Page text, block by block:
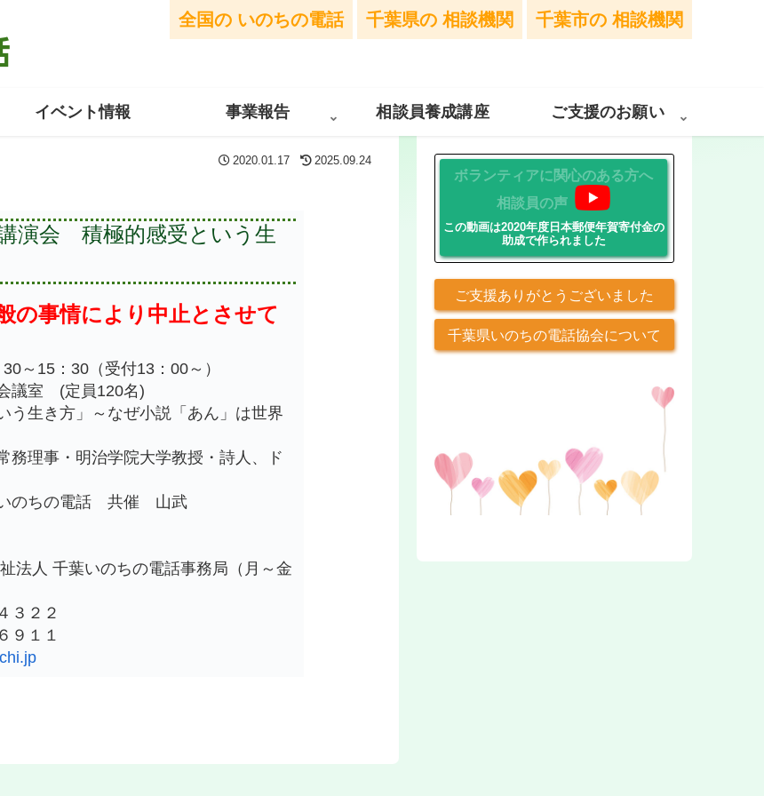
全国の いのちの電話 千葉県の 相談機関 千葉市の 相談機関
イベント情報 事業報告 相談員養成講座 ご支援のお願い
2020.01.17 2025.09.24
演会 積極的感受という生
の事情により中止とさせて
～15：30（受付13：00～）
室 (定員120名)
生き方」～なぜ小説「あん」は世界
理事・明治学院大学教授・詩人、ド
のちの電話 共催 山武
法人 千葉いのちの電話事務局（月～金
３２２
９１１
ボランティアに関心のある方へ
相談員の声
この動画は2020年度日本郵便年賀寄付金の
助成で作られました
ご支援ありがとうございました
千葉県いのちの電話協会について